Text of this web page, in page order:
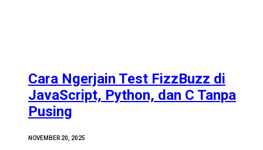
Cara Ngerjain Test FizzBuzz di
JavaScript, Python, dan C Tanpa
Pusing
NOVEMBER 20, 2025